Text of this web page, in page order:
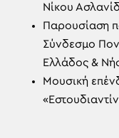
Νίκου
Παρουσίαση
Σύνδεσμο
Ελλάδος &
Μουσική